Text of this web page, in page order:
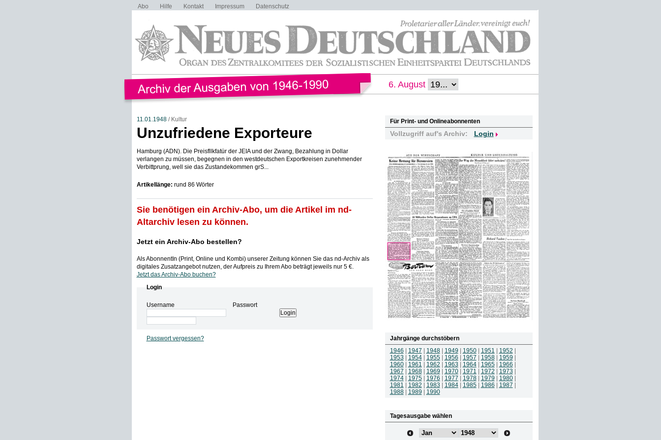
Abo Hilfe Kontakt Impressum Datenschutz
6. August
11.01.1948/ Kultur
Unzufriedene Exporteure
Hamburg (ADN). Die Preisfllkfatür der JEIA und der Zwang, Bezahlung in Dollar
verlangen zu müssen, begegnen in den westdeutschen Exportkreisen zunehmender
Verbittprung, well sie das Zustandekommen grS...
Artikellänge: rund 86 Wörter
Sie benötigen ein Archiv-Abo, um die Artikel im nd-
Altarchiv lesen zu können.
Jetzt ein Archiv-Abo bestellen?
Als AbonnentIn (Print, Online und Kombi) unserer Zeitung können Sie das nd-Archiv als
digitales Zusatzangebot nutzen, der Aufpreis zu Ihrem Abo beträgt jeweils nur 5 €.
Jetzt das Archiv-Abo buchen?
Login
Username Passwort
Passwort vergessen?
Für Print- und Onlineabonnenten
Vollzugriff auf's Archiv: Login
Jahrgänge durchstöbern
1946
1947 1948| 1949 1950| 1951 1952
1953
1954| 1955| 1956 1957 1958| 1959
1960| 1961 1962 1963 1964| 1965| 1966
1967
1968| 1969 1970| 1971 1972 1973
1974| 1975| 1976 1977 1978| 1979 1980|
1981
1982 1983 1984| 1985| 1986 1987
1988| 1989 1990
Tagesausgabe wählen